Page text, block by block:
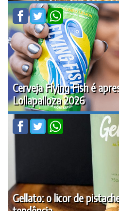
Cerveja Flying Fish é
Lollapalloza 2026
Gellato: o licor de